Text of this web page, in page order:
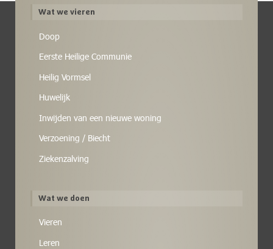
Wat we vieren
Doop
Eerste Heilige Communie
Heilig Vormsel
Huwelijk
Inwijden van een nieuwe woning
Verzoening / Biecht
Ziekenzalving
Wat we doen
Vieren
Leren